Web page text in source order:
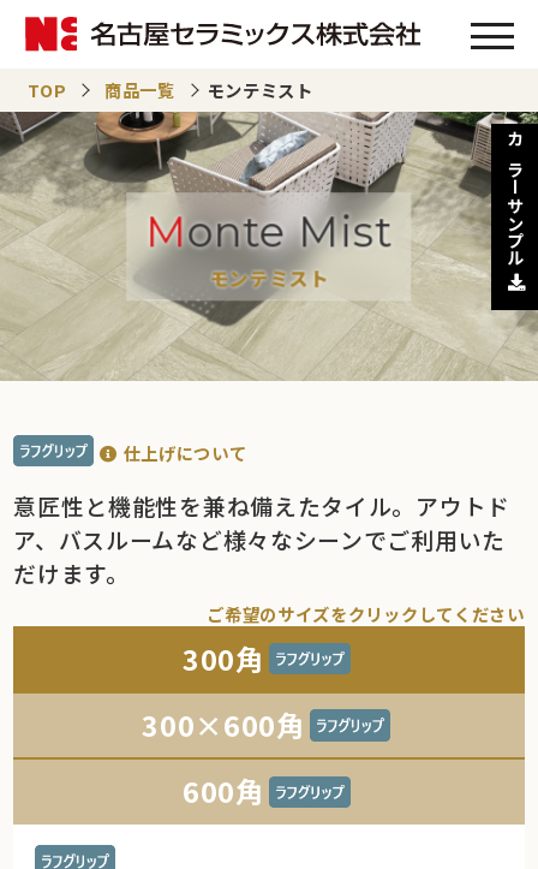
TOP 商品一覧 モンテミスト
Monte Mist
モンテミスト
カラーサンプル
仕上げについて
意匠性と機能性を兼ね備えたタイル。アウトド
ア、バスルームなど様々なシーンでご利用いた
だけます。
ご希望のサイズをクリックしてください
300角
300×600角
600角